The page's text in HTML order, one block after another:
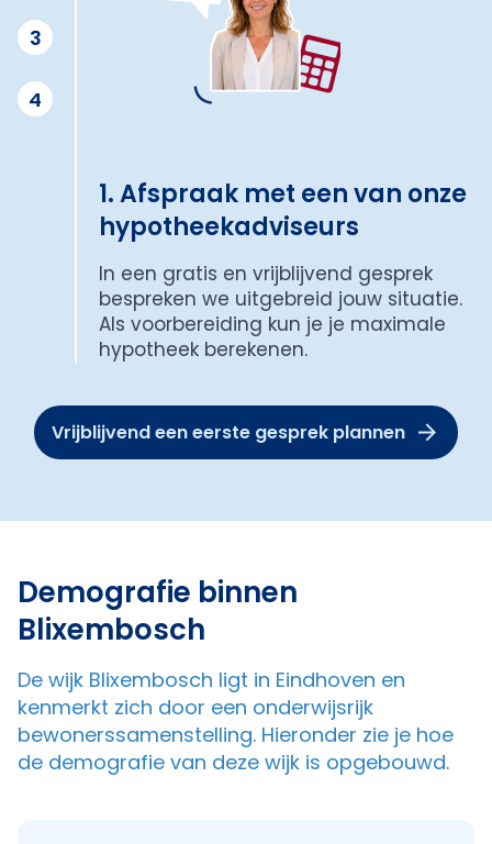
3
4
1. Afspraak met een van onze
hypotheekadviseurs
In een gratis en vrijblijvend gesprek
bespreken we uitgebreid jouw situatie.
Als voorbereiding kun je je maximale
hypotheek berekenen.
Vrijblijvend een eerste gesprek plannen
Demografie binnen
Blixembosch
De wijk Blixembosch ligt in Eindhoven en
kenmerkt zich door een onderwijsrijk
bewonerssamenstelling. Hieronder zie je hoe
de demografie van deze wijk is opgebouwd.